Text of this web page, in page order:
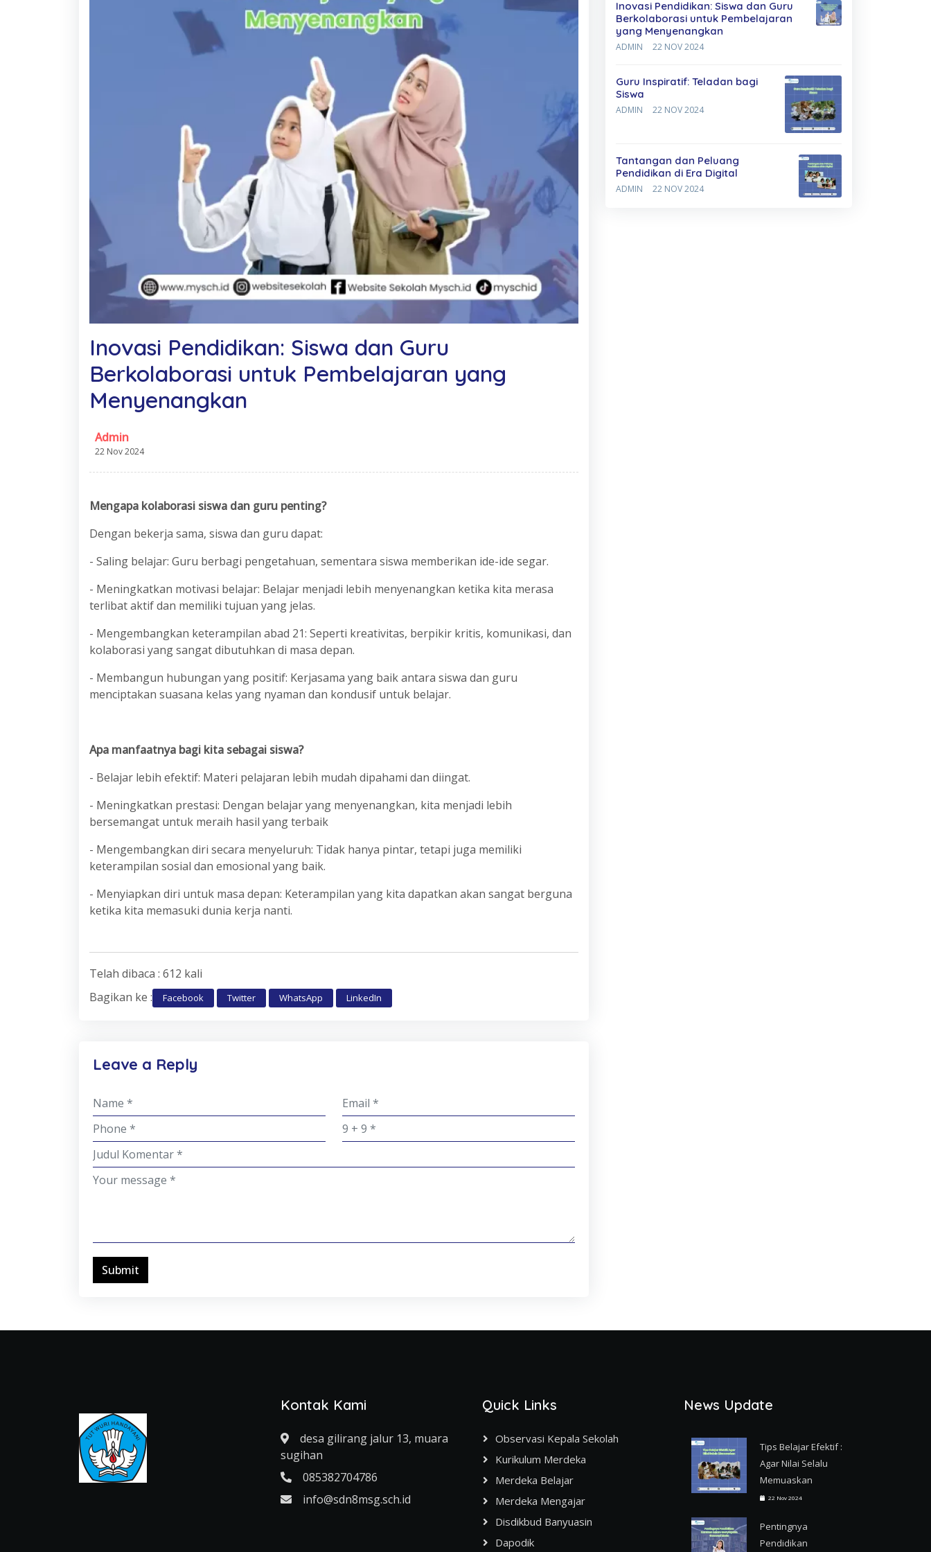
Inovasi Pendidikan: Siswa dan Guru
Berkolaborasi untuk Pembelajaran yang
Menyenangkan
Admin
22 Nov 2024
Mengapa kolaborasi siswa dan guru penting?
Dengan bekerja sama, siswa dan guru dapat:
- Saling belajar: Guru berbagi pengetahuan, sementara siswa memberikan ide-ide segar.
- Meningkatkan motivasi belajar: Belajar menjadi lebih menyenangkan ketika kita merasa
terlibat aktif dan memiliki tujuan yang jelas.
- Mengembangkan keterampilan abad 21: Seperti kreativitas, berpikir kritis, komunikasi, dan
kolaborasi yang sangat dibutuhkan di masa depan.
- Membangun hubungan yang positif: Kerjasama yang baik antara siswa dan guru
menciptakan suasana kelas yang nyaman dan kondusif untuk belajar.
Apa manfaatnya bagi kita sebagai siswa?
- Belajar lebih efektif: Materi pelajaran lebih mudah dipahami dan diingat.
- Meningkatkan prestasi: Dengan belajar yang menyenangkan, kita menjadi lebih
bersemangat untuk meraih hasil yang terbaik
- Mengembangkan diri secara menyeluruh: Tidak hanya pintar, tetapi juga memiliki
keterampilan sosial dan emosional yang baik.
- Menyiapkan diri untuk masa depan: Keterampilan yang kita dapatkan akan sangat berguna
ketika kita memasuki dunia kerja nanti.
Telah dibaca : 612 kali
Bagikan ke :
Facebook Twitter WhatsApp LinkedIn
Leave a Reply
Submit
Inovasi Pendidikan: Siswa dan Guru
Berkolaborasi untuk Pembelajaran
yang Menyenangkan
ADMIN 22 NOV 2024
Guru Inspiratif: Teladan bagi
Siswa
ADMIN 22 NOV 2024
Tantangan dan Peluang
Pendidikan di Era Digital
ADMIN 22 NOV 2024
Kontak Kami
desa gilirang jalur 13, muara
sugihan
085382704786
info@sdn8msg.sch.id
Quick Links
Observasi Kepala Sekolah
Kurikulum Merdeka
Merdeka Belajar
Merdeka Mengajar
Disdikbud Banyuasin
Dapodik
News Update
Tips Belajar Efektif :
Agar Nilai Selalu
Memuaskan
22 Nov 2024
Pentingnya
Pendidikan